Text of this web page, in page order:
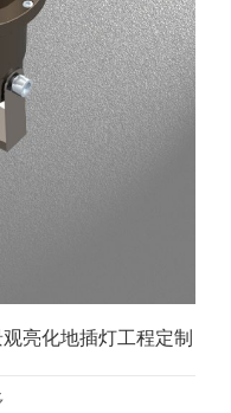
亮化地插灯工程定制